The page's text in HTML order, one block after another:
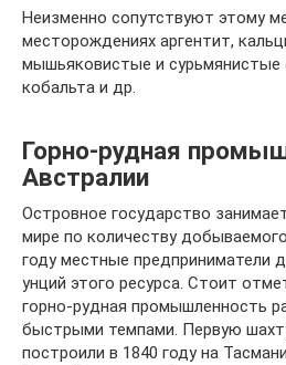
Неизменно сопутствуют этому
месторождениях аргентит,
мышьяковистые и сурьмянистые
кобальта и др.
Горно-рудная
Австралии
Островное государство
мире по количеству
году местные предприниматели
унций этого ресурса. Стоит
горно-рудная промышленность
быстрыми темпами. Первую
построили в 1840 году на